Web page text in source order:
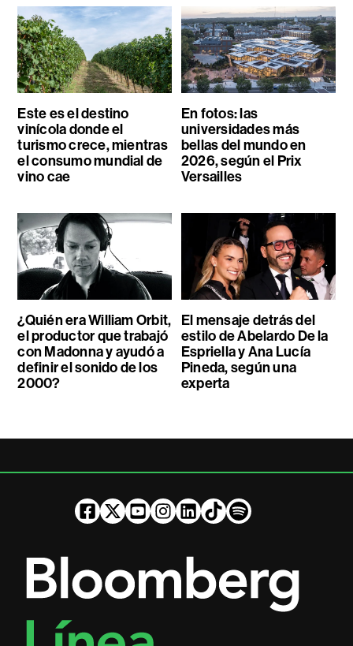
Este es el destino
vinícola donde el
turismo crece, mientras
el consumo mundial de
vino cae
En fotos: las
universidades más
bellas del mundo en
2026, según el Prix
Versailles
¿Quién era William Orbit,
el productor que trabajó
con Madonna y ayudó a
definir el sonido de los
2000?
El mensaje detrás del
estilo de Abelardo De la
Espriella y Ana Lucía
Pineda, según una
experta